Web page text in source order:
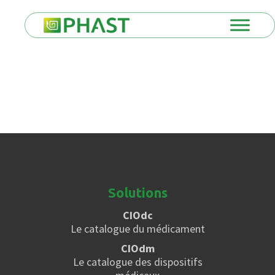
Solutions
CIOdc
Le catalogue du médicament
CIOdm
Le catalogue des dispositifs